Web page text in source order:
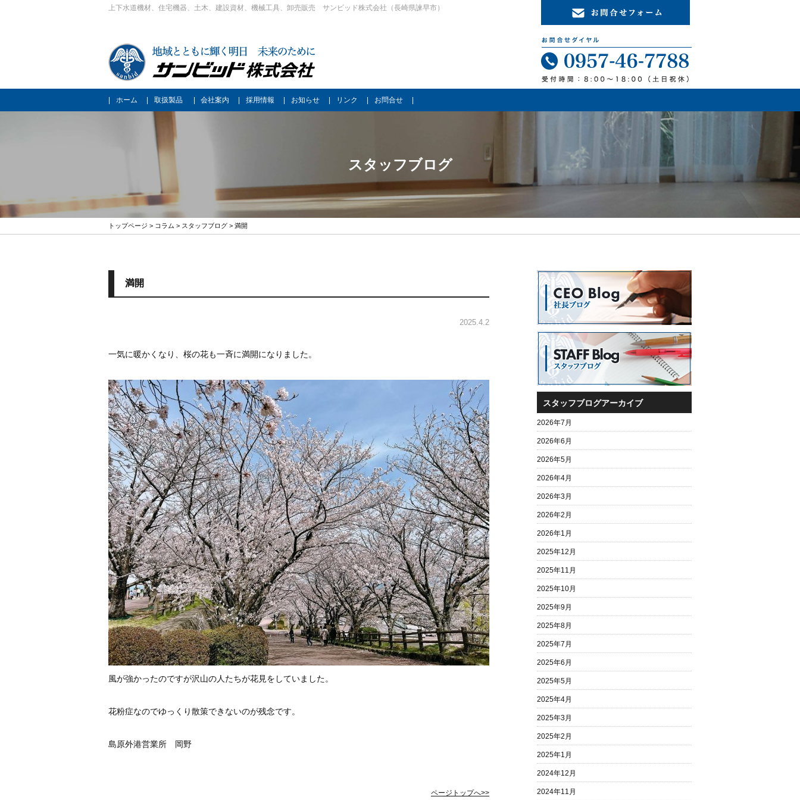
上下水道機材、住宅機器、土木、建設資材、機械工具、卸売販売 サンビッド株式会社（長崎県諫早市）
ホーム 取扱製品 会社案内 採用情報 お知らせ リンク お問合せ
スタッフブログ
トップページ > コラム > スタッフブログ > 満開
満開
2025.4.2
一気に暖かくなり、桜の花も一斉に満開になりました。
風が強かったのですが沢山の人たちが花見をしていました。
花粉症なのでゆっくり散策できないのが残念です。
島原外港営業所 岡野
ページトップへ>>
スタッフブログアーカイブ
2026年7月
2026年6月
2026年5月
2026年4月
2026年3月
2026年2月
2026年1月
2025年12月
2025年11月
2025年10月
2025年9月
2025年8月
2025年7月
2025年6月
2025年5月
2025年4月
2025年3月
2025年2月
2025年1月
2024年12月
2024年11月